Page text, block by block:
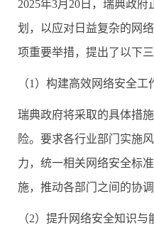
2025年3月 20日，瑞典政府
划，以应对日益复杂的网
项重要举措，提出了以下三
（1 ）构建高效网络安全工
瑞典政府将采取的具体措
险。要求各行业部门实施
力，统一相关网络安全标
施，推动各部门之间的协
（2）提升网络安全知识与